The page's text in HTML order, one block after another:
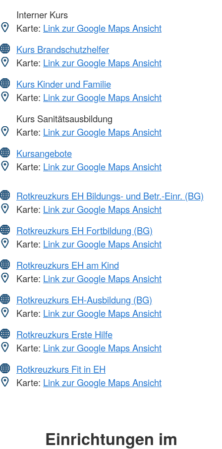
Interner Kurs
Karte: Link zur Google Maps Ansicht
Kurs Brandschutzhelfer
Karte: Link zur Google Maps Ansicht
Kurs Kinder und Familie
Karte: Link zur Google Maps Ansicht
Kurs Sanitätsausbildung
Karte: Link zur Google Maps Ansicht
Kursangebote
Karte: Link zur Google Maps Ansicht
Rotkreuzkurs EH Bildungs- und Betr.-Einr. (BG)
Karte: Link zur Google Maps Ansicht
Rotkreuzkurs EH Fortbildung (BG)
Karte: Link zur Google Maps Ansicht
Rotkreuzkurs EH am Kind
Karte: Link zur Google Maps Ansicht
Rotkreuzkurs EH-Ausbildung (BG)
Karte: Link zur Google Maps Ansicht
Rotkreuzkurs Erste Hilfe
Karte: Link zur Google Maps Ansicht
Rotkreuzkurs Fit in EH
Karte: Link zur Google Maps Ansicht
Einrichtungen im